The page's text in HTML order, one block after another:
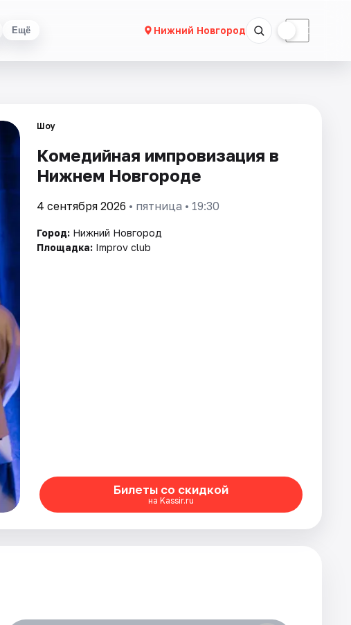
Ещё Нижний Новгород ☾
Шоу
Комедийная импровизация в
Нижнем Новгороде
4 сентября 2026 • пятница • 19:30
Город: Нижний Новгород
Площадка: Improv club
Билеты со скидкой
на Kassir.ru